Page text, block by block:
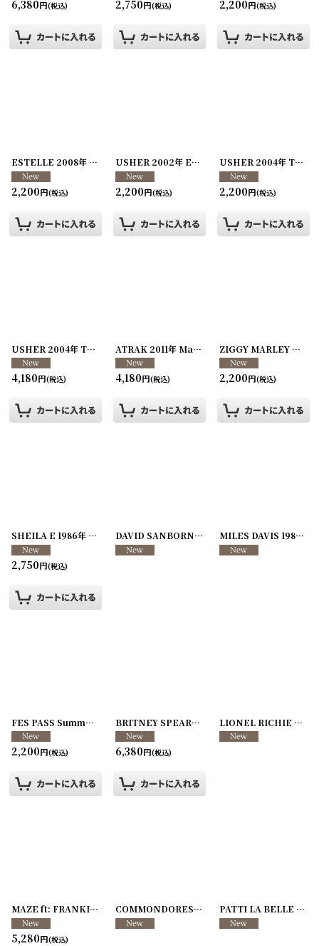
6,380円(税込) 2,750円(税込) 2,200円(税込)
ESTELLE 2008年 Club NV Event [260107-64
2,200円(税込)
USHER 2002年 Evolution8701 Tour [260107-
2,200円(税込)
USHER 2004年 Truth Tour
2,200円(税込)
USHER 2004年 Truth Tour [260107-61 ]
4,180円(税込)
ATRAK 2011年 Magic 8-Ball Tour [260107-60
4,180円(税込)
ZIGGY MARLEY & THE MELODY MAKERS 1991年 JAHMEKYA Tour
2,200円(税込)
SHEILA E 1986年 A Love Bizzare Tour [260107-58]
2,750円(税込)
DAVID SANBORN 1989年 Concert in Maryland MILES DAVIS 1989年 Amandla Tour
FES PASS Summer Jam 10 2002年 Played: Usher, Busta Rhymes, LL Cool J, Nelly, Jermaine Dupri, Da Brat, Nappy Roots, and Mario
2,200円(税込)
BRITNEY SPEARS 2000年 Oops I Did It Again Tour
6,380円(税込)
LIONEL RICHIE 2001年 '01 Tour
MAZE ft: FRANKIE BEVERLY 1989年 SILKY SOUL Tour [260107-52
5,280円(税込)
COMMONDORES 1990年 late 1990's Tour [
PATTI LA BELLE 1985年 Look to the Rainbow Tour